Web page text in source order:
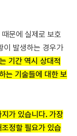
문에 실제로 보호
이 발생하는 경우가
기간 역시 상대적
는 기술들에 대한 보
가 있습니다. 가장
정할 필요가 있습